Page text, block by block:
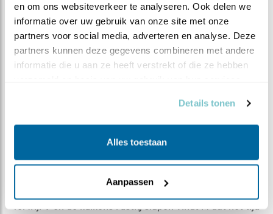
en om ons websiteverkeer te analyseren. Ook delen we
informatie over uw gebruik van onze site met onze
partners voor social media, adverteren en analyse. Deze
partners kunnen deze gegevens combineren met andere
informatie die u aan ze heeft verstrekt of die ze hebben
Details tonen
Alles toestaan
Aanpassen
Tijd voor een snack
Ed Hoogkamer | Geplaatst op 6 juni 2023, 8:00 |
Bewaar dit filmpje |
Terwijl V en de kuikens rustig slapen vindt M dat het tijd